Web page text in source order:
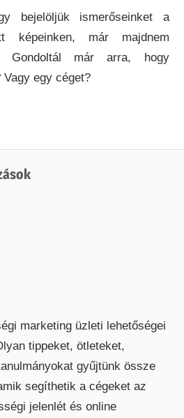
bejelöljük ismerőseinket a
képeinken, már majdnem
Gondoltál már arra, hogy
egy céget?
marketing üzleti lehetőségei
tippeket, ötleteket,
gyűjtünk össze
segíthetik a cégeket az
jelenlét és online